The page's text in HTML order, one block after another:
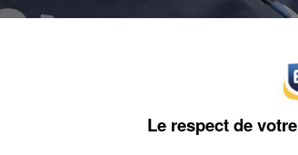
Le respect de